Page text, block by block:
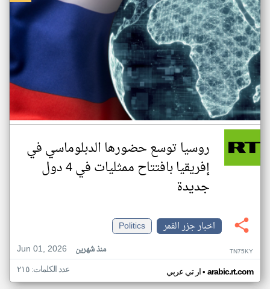
روسيا توسع حضورها الدبلوماسي في
إفريقيا بافتتاح ممثليات في 4 دول
جديدة
اخبار جزر القمر
Politics
Jun 01, 2026
منذ شهرين TN75KY
ار تي عربي• arabic.rt.com عدد الكلمات: ٢١٥